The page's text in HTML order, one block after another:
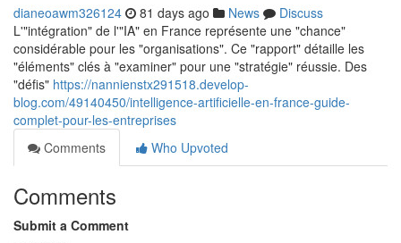
dianeoawm326124 81 days ago News
Discuss
L'"intégration" de l'"IA" en France représente une "chance"
considérable pour les "organisations". Ce "rapport" détaille les
"éléments" clés à "examiner" pour une "stratégie" réussie. Des
"défis" https://nannienstx291518.develop-
blog.com/49140450/intelligence-artificielle-en-france-guide-
complet-pour-les-entreprises
Comments
Who Upvoted
Comments
Submit a Comment